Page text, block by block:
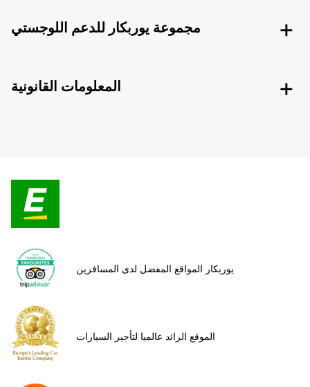
مجموعة يوربكار للدعم اللوجستي
المعلومات القانونية
يوربكار المواقع المفضل لدى المسافرين
الموقع الرائد عالميا لتأجير السيارات